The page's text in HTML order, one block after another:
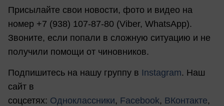
Присылайте свои новости, фото и видео на
номер +7 (938) 107-87-80 (Viber, WhatsApp).
Звоните, если попали в сложную ситуацию и не
получили помощи от чиновников.
Подпишитесь на нашу группу в Instagram. Наш
сайт в
соцсетях: Одноклассники, Facebook, ВКонтакте,